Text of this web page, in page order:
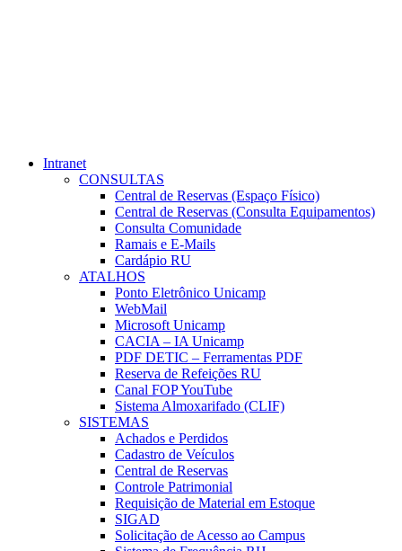
Intranet
CONSULTAS
Central de Reservas (Espaço Físico)
Central de Reservas (Consulta Equipamentos)
Consulta Comunidade
Ramais e E-Mails
Cardápio RU
ATALHOS
Ponto Eletrônico Unicamp
WebMail
Microsoft Unicamp
CACIA – IA Unicamp
PDF DETIC – Ferramentas PDF
Reserva de Refeições RU
Canal FOP YouTube
Sistema Almoxarifado (CLIF)
SISTEMAS
Achados e Perdidos
Cadastro de Veículos
Central de Reservas
Controle Patrimonial
Requisição de Material em Estoque
SIGAD
Solicitação de Acesso ao Campus